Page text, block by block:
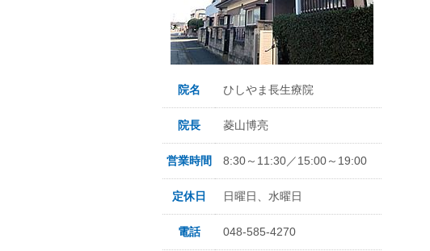
院名 ひしやま長生療院
院長 菱山博亮
営業時間 8:30～11:30／15:00～19:00
定休日 日曜日、水曜日
電話 048-585-4270